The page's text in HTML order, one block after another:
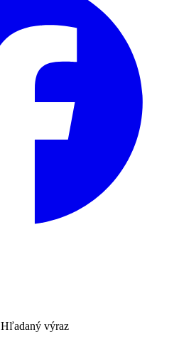
Hľadaný výraz